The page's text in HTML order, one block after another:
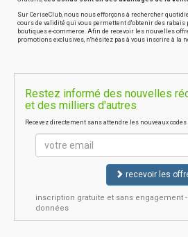
Sur CeriseClub, nous nous efforçons à rechercher
cours de validité qui vous permettent d'obtenir des
boutiques e-commerce. Afin de recevoir les nouvelles
promotions exclusives, n'hésitez pas à vous inscrire à la
Restez informé des nouvelles
et des milliers d'autres
Recevez directement sans attendre les nouveaux
recevoir les
inscription gratuite et sans engagement
données